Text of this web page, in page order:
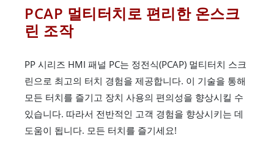
PCAP 멀티터치로 편리한 온스크
린 조작
PP 시리즈 HMI 패널 PC는 정전식(PCAP) 멀티터치 스크
린으로 최고의 터치 경험을 제공합니다. 이 기술을 통해
모든 터치를 즐기고 장치 사용의 편의성을 향상시킬 수
있습니다. 따라서 전반적인 고객 경험을 향상시키는 데
도움이 됩니다. 모든 터치를 즐기세요!